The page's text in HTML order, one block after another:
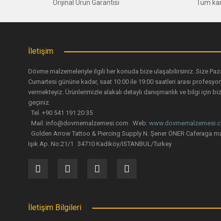
Ürün fiyatı diğer sitelerden daha pahalı.
Orijinal Ürün Garantisi
Tüm
İletişim
Dövme malzemeleriyle ilgili her konuda bize ulaşabilirsiniz. Size
Cumartesi gününe kadar, saat 10:00 ile 19:00 saatleri arası
vermekteyiz. Ürünlerimizle alakalı detaylı danışmanlık ve bilgi için
geçiniz.
Tel. +90 541 191 20 35
Mail: info@dovmemalzemesi.com Web:
Golden Arrow Tattoo & Piercing Supply N. Şener ÖNER Caferaga
Işık Ap. No:21/1 34710 Kadiköy/ISTANBUL/Turkey
İletişim Bilgileri